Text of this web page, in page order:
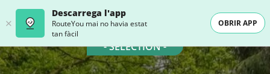
Descarrega l'app
RouteYou mai no havia estat
tan fàcil
OBRIR APP
- SELECTION -